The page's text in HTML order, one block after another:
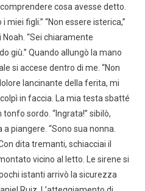
cosa avesse detto.
miei figli.” “Non essere isterica,”
“Sei chiaramente
giù.” Quando allungò la mano
si accese dentro di me. “Non
lancinante della ferita, mi
in faccia. La mia testa sbatté
sordo. “Ingrata!” sibilò,
piangere. “Sono sua nonna.
dita tremanti, schiacciai il
vicino al letto. Le sirene si
istanti arrivò la sicurezza